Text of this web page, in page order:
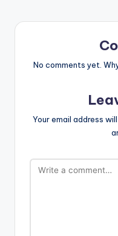
No comments yet.
Your email address